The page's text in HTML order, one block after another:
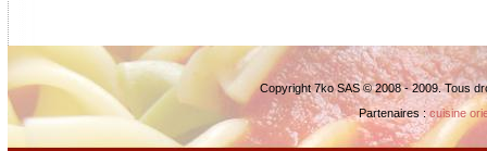
Copyright 7ko SAS © 2008 - 2009. Tous
Partenaires :cuisine